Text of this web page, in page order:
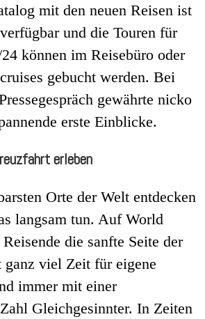
mit den neuen Reisen ist
und die Touren für
können im Reisebüro oder
gebucht werden. Bei
gewährte nicko
erste Einblicke.
erleben
Orte der Welt entdecken
langsam tun. Auf World
die sanfte Seite der
viel Zeit für eigene
immer mit einer
Gleichgesinnter. In Zeiten